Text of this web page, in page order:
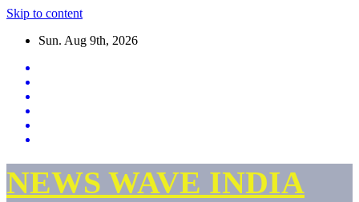
Skip to content
Sun. Aug 9th, 2026
NEWS WAVE INDIA